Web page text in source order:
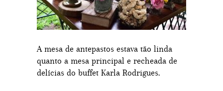
A mesa de antepastos estava tão linda
quanto a mesa principal e recheada de
delícias do buffet Karla Rodrigues.